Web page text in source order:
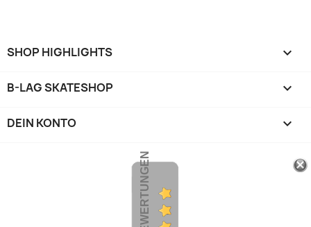
SHOP HIGHLIGHTS 
B-LAG SKATESHOP 
DEIN KONTO 